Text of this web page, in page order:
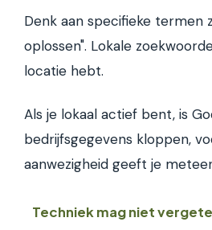
Denk aan specifieke termen
oplossen". Lokale
locatie hebt.
Als je lokaal actief bent, is
bedrijfsgegevens kloppen,
aanwezigheid geeft je
Techniek mag niet